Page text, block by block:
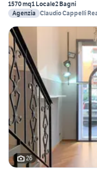
1570 mq1 Locale2 Bagni
Agenzia Claudio Cappelli
26